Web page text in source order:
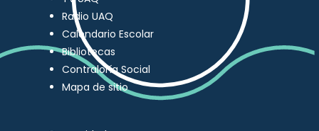
Radio UAQ
Calendario Escolar
Bibliotecas
Contraloría Social
Mapa de sitio